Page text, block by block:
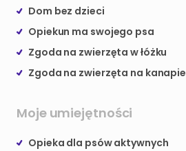
Dom bez dzieci
Opiekun ma swojego psa
Zgoda na zwierzęta w łóżku
Zgoda na zwierzęta na kanapie
Moje umiejętności
Opieka dla psów aktywnych